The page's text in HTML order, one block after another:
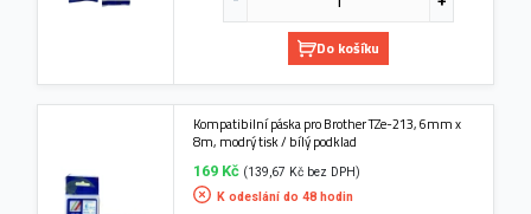
Do košíku
Kompatibilní páska pro Brother TZe-213, 6mm x
8m, modrý tisk / bílý podklad
169 Kč (139,67 Kč bez DPH)
K odeslání do 48 hodin